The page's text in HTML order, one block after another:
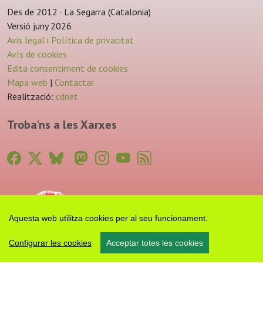
Aquesta web utilitza cookies per al seu funcionament.
Configurar les cookies Acceptar totes les cookies
Des de 2012 · La Segarra (Catalonia)
Versió juny 2026
Avis legal i Política de privacitat
Avís de cookies
Edita consentiment de cookies
Mapa web | Contactar
Realització: cdnet
Troba'ns a les Xarxes